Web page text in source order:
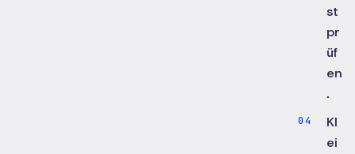
st
pr
üf
en
.
Kl
ei